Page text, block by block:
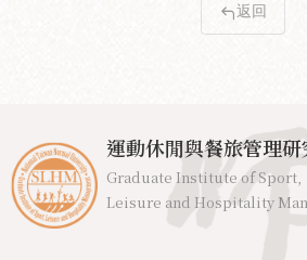
返回
運動休閒與餐旅管理研
Graduate Institute of Sport,
Leisure and Hospitality